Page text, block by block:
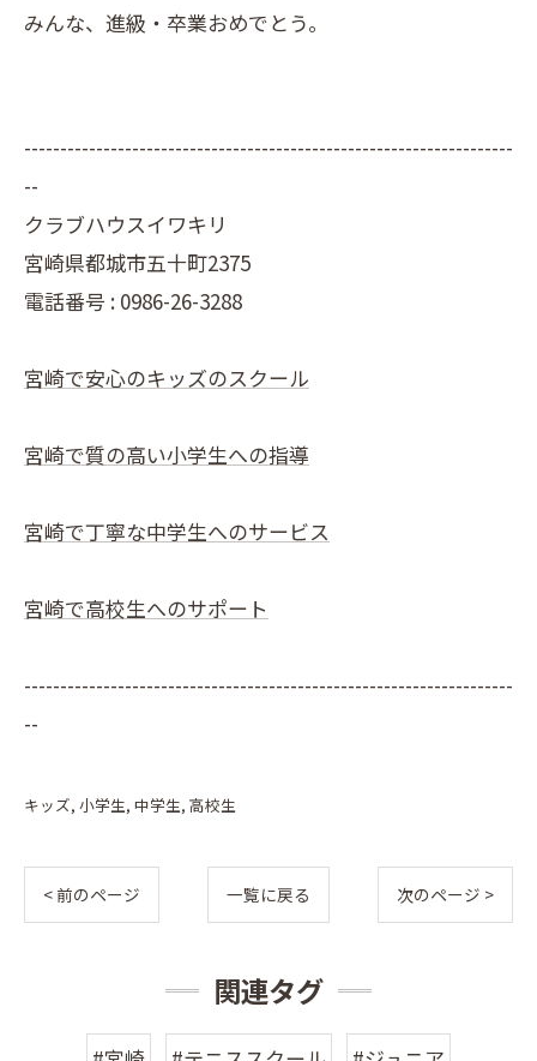
みんな、進級・卒業おめでとう。
--------------------------------------------------------------------
--
クラブハウスイワキリ
宮崎県都城市五十町2375
電話番号 : 0986-26-3288
宮崎で安心のキッズのスクール
宮崎で質の高い小学生への指導
宮崎で丁寧な中学生へのサービス
宮崎で高校生へのサポート
--------------------------------------------------------------------
--
キッズ 小学生 中学生 高校生
< 前のページ 一覧に戻る 次のページ >
関連タグ